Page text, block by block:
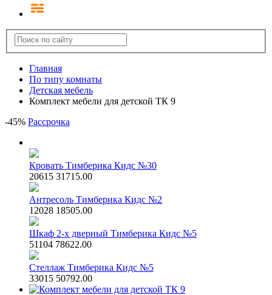
Главная
По типу комнаты
Детская мебель
Комплект мебели для детской ТК 9
-45% Рассрочка
Кровать Тимберика Кидс №30
20615 31715.00
Антресоль Тимберика Кидс №2
12028 18505.00
Шкаф 2-х дверный Тимберика Кидс №5
51104 78622.00
Стеллаж Тимберика Кидс №5
33015 50792.00